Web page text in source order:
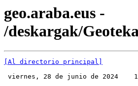
geo.araba.eus -
/deskargak/
[Al directorio principal]
viernes, 28 de junio de 2024